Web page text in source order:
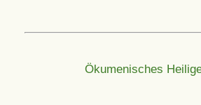
Ökumenisches